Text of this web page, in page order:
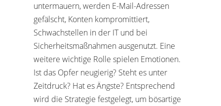
untermauern, werden E-Mail-Adressen
gefälscht, Konten kompromittiert,
Schwachstellen in der IT und bei
Sicherheitsmaßnahmen ausgenutzt. Eine
weitere wichtige Rolle spielen Emotionen.
Ist das Opfer neugierig? Steht es unter
Zeitdruck? Hat es Ängste? Entsprechend
wird die Strategie festgelegt, um bösartige